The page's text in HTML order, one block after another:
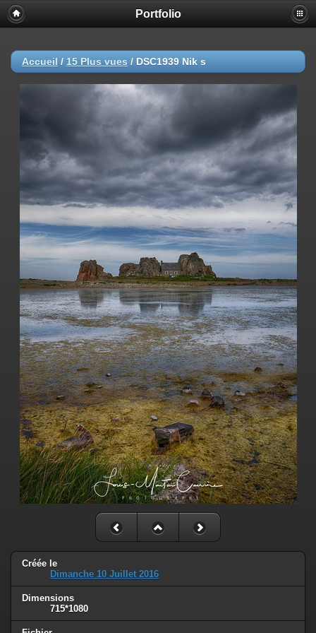
Portfolio
Accueil / 15 Plus vues / DSC1939 Nik s
Créée le
Dimanche 10 Juillet 2016
Dimensions
715*1080